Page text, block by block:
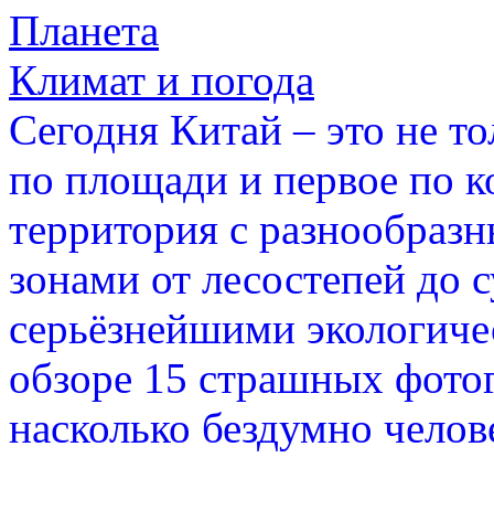
Планета
Климат и погода
Сегодня Китай – это не
по площади и первое по
территория с
зонами от лесостепей до
серьёзнейшими
обзоре 15 страшных
насколько бездумно